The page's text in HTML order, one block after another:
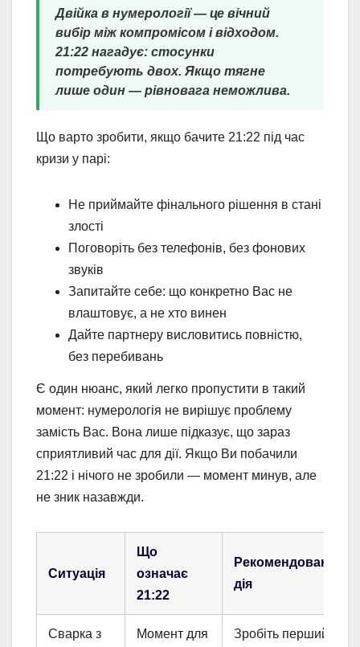
Двійка в нумерології — це вічний
вибір між компромісом і відходом.
21:22 нагадує: стосунки
потребують двох. Якщо тягне
лише один — рівновага неможлива.
Що варто зробити, якщо бачите 21:22 під час
кризи у парі:
Не приймайте фінального рішення в стані
злості
Поговоріть без телефонів, без фонових
звуків
Запитайте себе: що конкретно Вас не
влаштовує, а не хто винен
Дайте партнеру висловитись повністю,
без перебивань
Є один нюанс, який легко пропустити в такий
момент: нумерологія не вирішує проблему
замість Вас. Вона лише підказує, що зараз
сприятливий час для дії. Якщо Ви побачили
21:22 і нічого не зробили — момент минув, але
не зник назавжди.
Ситуація
Що
означає
21:22
Рекомендована
дія
Сварка з
Момент для
Зробіть перший